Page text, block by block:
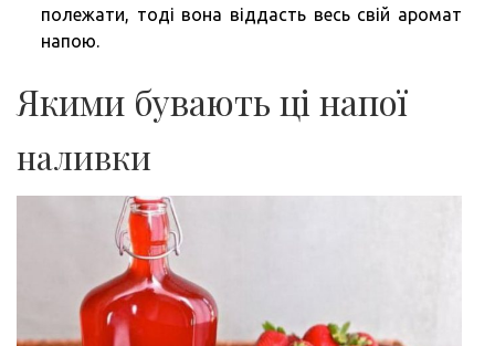
полежати, тоді вона віддасть весь свій аромат
напою.
Якими бувають ці напої
наливки